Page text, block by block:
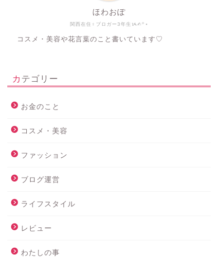
関西在住♀ブロガー3年生ᝰ✍︎꙳⋆
ほわおぽ
コスメ・美容や花言葉のこと書いています♡
カテゴリー
お金のこと
コスメ・美容
ファッション
ブログ運営
ライフスタイル
レビュー
わたしの事